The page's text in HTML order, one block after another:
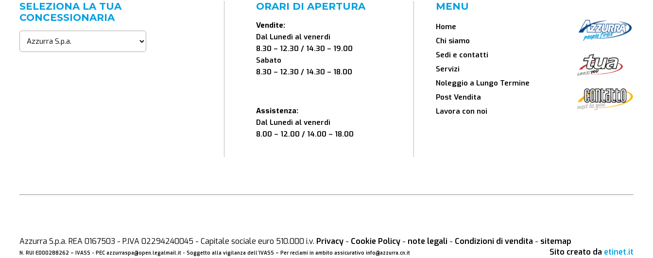
SELEZIONA LA TUA
CONCESSIONARIA
ORARI DI APERTURA
Vendite:
Dal Lunedì al venerdì
8.30 – 12.30 / 14.30 – 19.00
Sabato
8.30 – 12.30 / 14.30 – 18.00
Assistenza:
Dal Lunedì al venerdì
8.00 – 12.00 / 14.00 – 18.00
MENU
Home
Chi siamo
Sedi e contatti
Servizi
Noleggio a Lungo Termine
Post Vendita
Lavora con noi
Azzurra S.p.a. REA 0167503 - P.IVA 02294240045 - Capitale sociale euro 510.000 i.v. Privacy - Cookie Policy - note legali - Condizioni di vendita - sitemap
Sito creato da etinet.it
N. RUI E000288262 –IVASS - PECazzurraspa@open.legalmail.it - Soggetto alla vigilanza dell’IVASS – Per reclami in ambito assicurativoinfo@azzurra.cn.it